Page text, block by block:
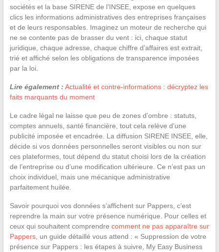
sociétés et la base SIRENE de l’INSEE, expose en quelques
clics les informations administratives des entreprises françaises
et de leurs responsables. Imaginez un moteur de recherche qui
ne se contente pas de brasser du vent : ici, chaque statut
juridique, chaque adresse, chaque chiffre d’affaires est extrait,
trié et affiché selon les obligations de transparence imposées
par la loi.
Lire également : Actualité et contre-informations : décryptez les
faits marquants du moment
Le cadre légal ne laisse que peu de zones d’ombre : statuts,
comptes annuels, santé financière, tout cela relève d’une
publicité imposée et encadrée. La diffusion SIRENE INSEE, elle,
décide si vos données personnelles seront visibles ou non sur
ces plateformes, tout dépend du statut choisi lors de la création
de l’entreprise ou d’une modification ultérieure. Ce n’est pas un
choix individuel, mais une mécanique administrative
parfaitement huilée.
Savoir pourquoi vos données s’affichent sur Pappers, c’est
reprendre la main sur votre présence numérique. Pour celles et
ceux qui souhaitent comprendre comment ne pas apparaître sur
Pappers, un guide détaillé vous attend : « Suppression de votre
présence sur Pappers : les étapes à suivre, My Easy Business